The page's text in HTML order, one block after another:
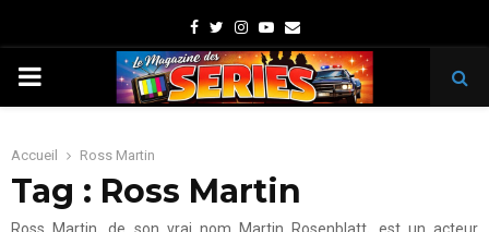
Facebook
TwitterInstagram
Youtube
Email
PRIMARY
Accueil Ross Martin
Tag : Ross Martin